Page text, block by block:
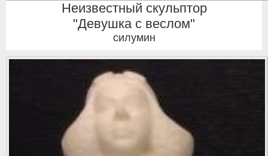
Неизвестный скульптор
"Девушка с веслом"
силумин